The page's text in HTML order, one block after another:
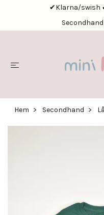
✔Klarna/swish
Hem Secondhand